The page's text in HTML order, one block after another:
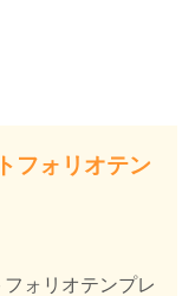
フォリオテン
ォリオテンプレ